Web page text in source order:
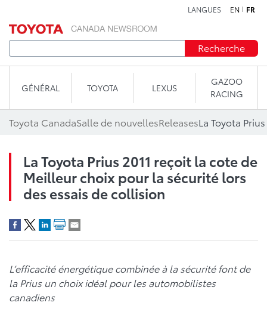
LANGUES EN FR
Recherche
GÉNÉRAL TOYOTA LEXUS
GAZOO
RACING
Toyota CanadaSalle de nouvellesReleases
La Toyota Prius 2011 reçoit la cote de
Meilleur choix pour la sécurité lors
des essais de collision
L’efficacité énergétique combinée à la sécurité font de
la Prius un choix idéal pour les automobilistes
canadiens